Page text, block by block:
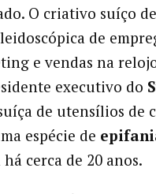
O criativo suíço
de
e vendas na
executivo do
de utensílios de
espécie de
cerca de 20 anos.